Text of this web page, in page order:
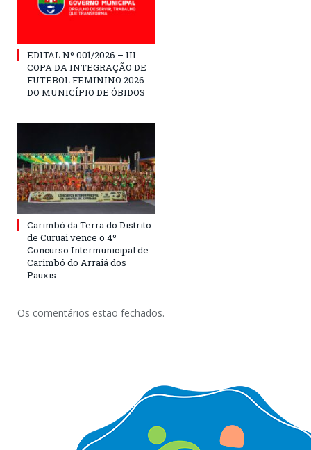
EDITAL Nº 001/2026 – III
COPA DA INTEGRAÇÃO DE
FUTEBOL FEMININO 2026
DO MUNICÍPIO DE ÓBIDOS
Carimbó da Terra do Distrito
de Curuai vence o 4º
Concurso Intermunicipal de
Carimbó do Arraiá dos
Pauxis
Os comentários estão fechados.